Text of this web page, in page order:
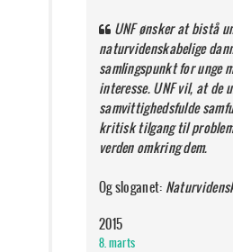
UNF ønsker at bistå
naturvidenskabelige
samlingspunkt for unge
interesse. UNF vil, at de
samvittighedsfulde
kritisk tilgang til
verden omkring dem.
Og sloganet:
2015
8. marts